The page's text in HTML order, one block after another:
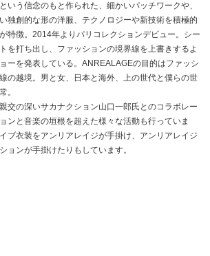
いう信念のもと作られた、細かいパッチワークや、
独創的な形の洋服、テクノロジーや新技術を積極的
特徴。2014年よりパリコレクションデビュー。シー
を打ち出し、ファッションの境界線を上書きするよ
ーを発表している。ANREALAGEの目的はファッシ
の越境。男と女、日本と海外、上の世代と僕らの世
。
交の深いサカナクション山口一郎氏とのコラボレー
ンと音楽の垣根を超えた様々な活動も行っていま
ブ衣装をアンリアレイジが手掛け、アンリアレイジ
ョンが手掛けたりもしています。